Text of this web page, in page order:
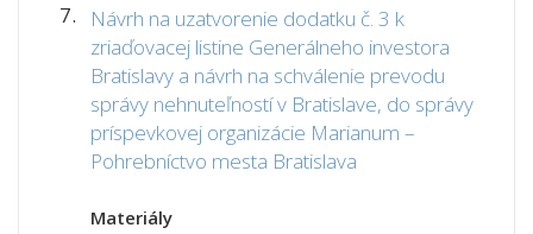
7.
Návrh na uzatvorenie dodatku č. 3 k
zriaďovacej listine Generálneho investora
Bratislavy a návrh na schválenie prevodu
správy nehnuteľností v Bratislave, do správy
príspevkovej organizácie Marianum –
Pohrebníctvo mesta Bratislava
Materiály